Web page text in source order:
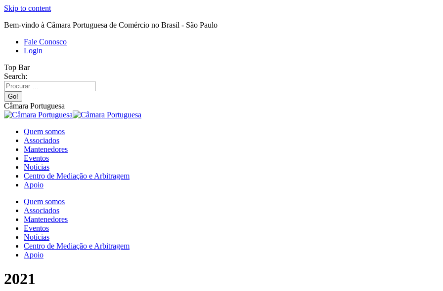
Skip to content
Bem-vindo à Câmara Portuguesa de Comércio no Brasil - São Paulo
Fale Conosco
Login
Top Bar
Search:
Câmara Portuguesa
Quem somos
Associados
Mantenedores
Eventos
Notícias
Centro de Mediação e Arbitragem
Apoio
Quem somos
Associados
Mantenedores
Eventos
Notícias
Centro de Mediação e Arbitragem
Apoio
2021